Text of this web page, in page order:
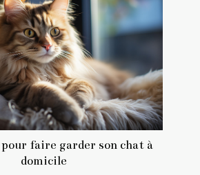
faire garder son chat à
domicile